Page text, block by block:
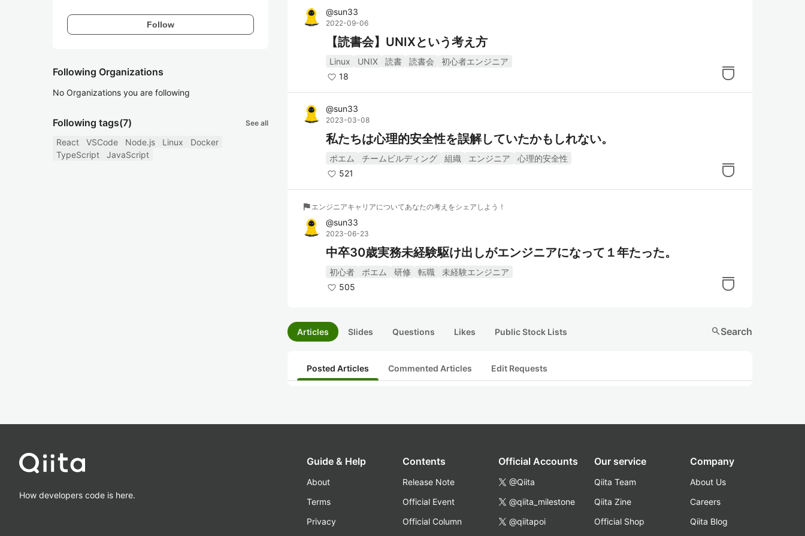
Follow
Following Organizations
No Organizations you are following
Following tags(7) See all
React VSCode Node.js Linux
Docker
TypeScript
JavaScript
@sun33
2022-09-06
【読書会】UNIXという考え方
Linux UNIX 読書 読書会
初心者エンジニア
18
@sun33
2023-03-08
私たちは心理的安全性を誤解していたかもしれない。
ポエム チームビルディング 組織 エンジニア
心理的安全性
521
flag エンジニアキャリアについてあなたの考えをシェアしよう！
@sun33
2023-06-23
中卒30歳実務未経験駆け出しがエンジニアになって１年たった。
初心者 ポエム 研修 転職
未経験エンジニア
505
Articles Slides Questions Likes Public Stock Lists searchSearch
Posted Articles Commented Articles Edit Requests
How developers code is here.
Guide & Help
About
Terms
Privacy
Contents
Release Note
Official Event
Official Column
Official Accounts
@Qiita
@qiita_milestone
@qiitapoi
Our service
Qiita Team
Qiita Zine
Official Shop
Company
About Us
Careers
Qiita Blog